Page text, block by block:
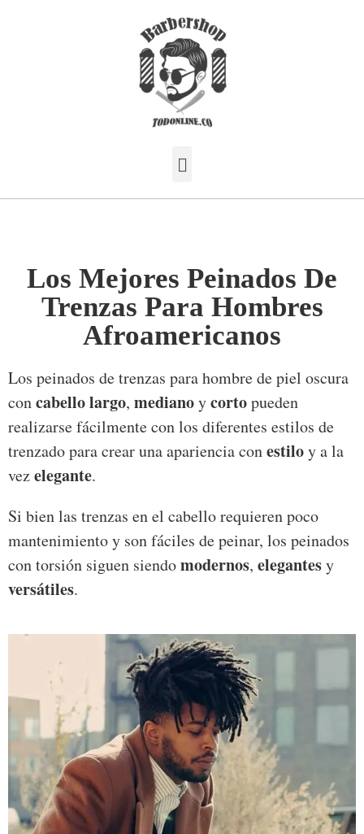
Los Mejores Peinados De
Trenzas Para Hombres
Afroamericanos
Los peinados de trenzas para hombre de piel oscura
concabello largo, medianoycortopueden
realizarse fácilmente con los diferentes estilos de
trenzado para crear una apariencia conestiloy a la
vezelegante.
Si bien las trenzas en el cabello requieren poco
mantenimiento y son fáciles de peinar, los peinados
con torsión siguen siendomodernos, elegantesy
versátiles.